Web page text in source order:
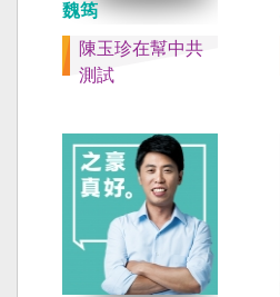
魏筠
陳玉珍在幫中共
測試